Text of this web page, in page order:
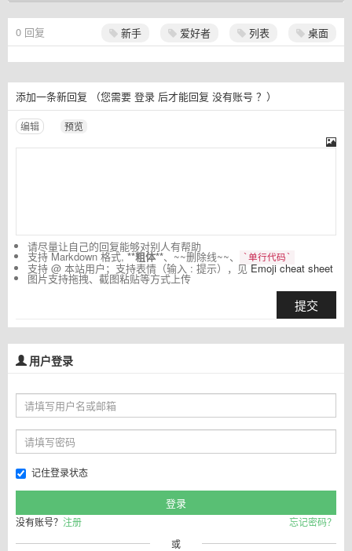
新手 爱好者 列表 桌面
0 回复
添加一条新回复 （您需要 登录 后才能回复 没有账号 ？）
编辑 预览
请尽量让自己的回复能够对别人有帮助
支持 Markdown 格式,**粗体**、~~删除线~~、 `单行代码`
支持 @ 本站用户；支持表情（输入 : 提示），见 Emoji cheat sheet
图片支持拖拽、截图粘贴等方式上传
提交
用户登录
记住登录状态
没有账号？ 注册
忘记密码？
或